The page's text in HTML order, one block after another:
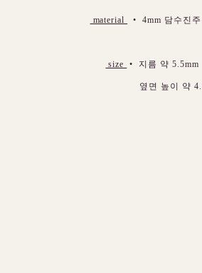
material • 4mm 담수진주
size • 지름 약
옆면 높이 약